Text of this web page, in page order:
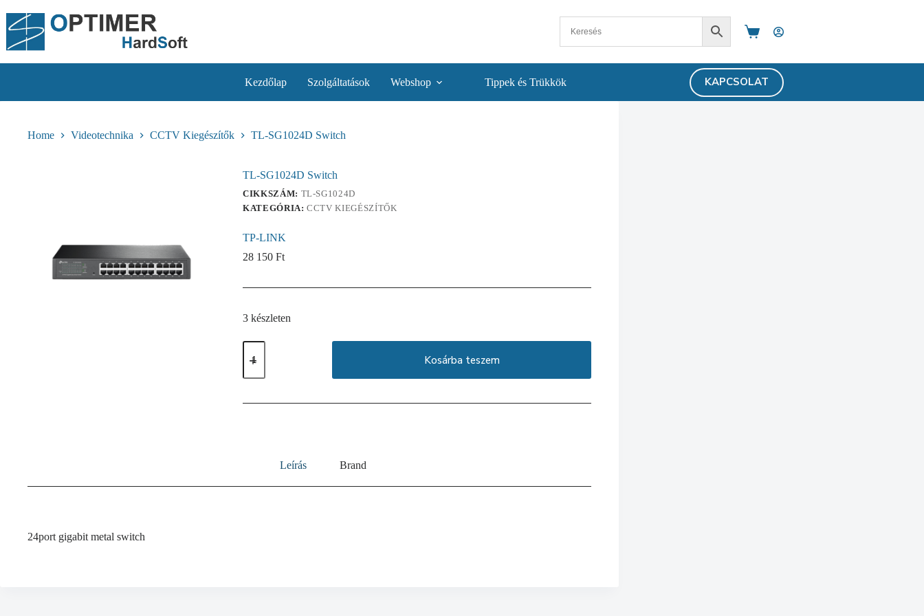
content
Shopping
Kezdőlap Szolgáltatások Webshop Tippek és Trükkök KAPCSOLAT
Home Videotechnika CCTV Kiegészítők TL-SG1024D Switch
TL-SG1024D Switch
CIKKSZÁM: TL-SG1024D
KATEGÓRIA:CCTV KIEGÉSZÍTŐK
TP-LINK
28 150 Ft
3 készleten
TL-
SG1024D
mennyiség
Kosárba teszem
Leírás Brand
24port gigabit metal switch